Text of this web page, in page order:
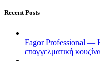
Recent Posts
Fagor Professional —
επαγγελματική